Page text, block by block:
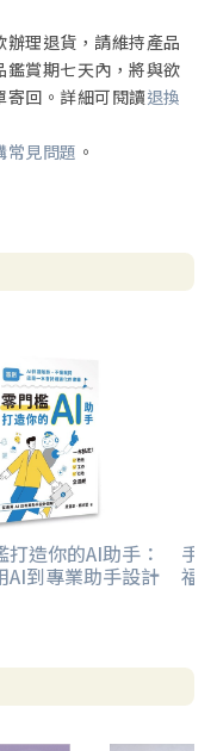
理退貨，請維持產品
賞期七天內，將與欲
寄回。詳細可閱讀退換
常見問題 。
打造你的AI助手：
AI到專業助手設計
手
福